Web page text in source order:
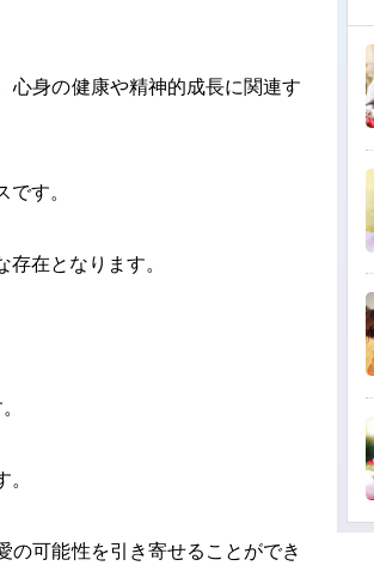
心身の健康や精神的成長に関連す
す。
在となります。
の可能性を引き寄せることができ